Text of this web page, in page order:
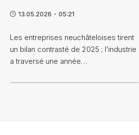
13.05.2026 - 05:21
Les entreprises neuchâteloises tirent
un bilan contrasté de 2025 ; l’industrie
a traversé une année…